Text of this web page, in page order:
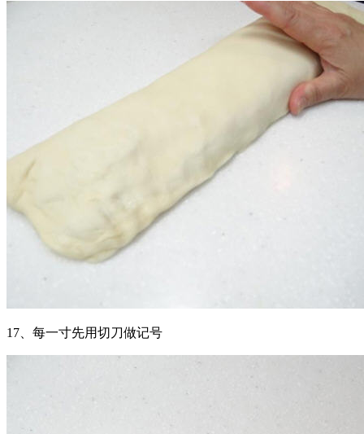
17、每一寸先用切刀做记号